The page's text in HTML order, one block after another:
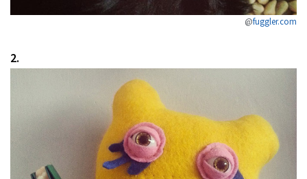
@fuggler.com
2.